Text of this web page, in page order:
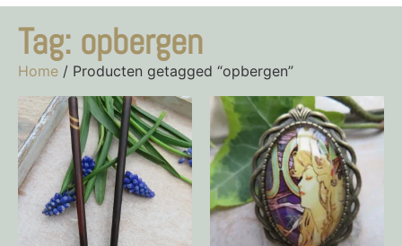
Tag: opbergen
Home / Producten getagged “opbergen”